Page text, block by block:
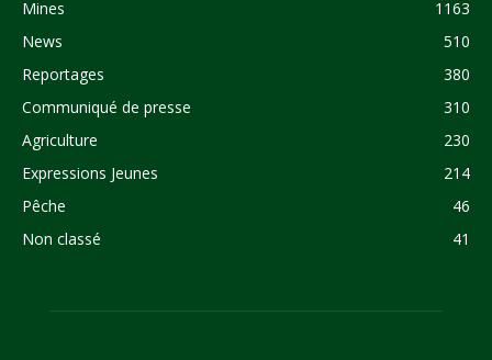
Mines
1163
News
510
Reportages
380
Communiqué de presse
310
Agriculture
230
Expressions Jeunes
214
Pêche
46
Non classé
41